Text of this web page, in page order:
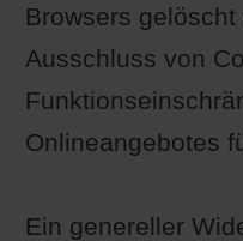
Browsers
Ausschluss von
Onlineangebotes
Ein genereller